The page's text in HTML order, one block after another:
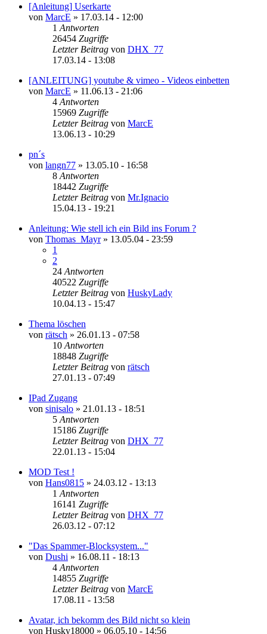
[Anleitung] Userkarte
von MarcE » 17.03.14 - 12:00
1 Antworten
26454 Zugriffe
Letzter Beitrag von DHX_77
17.03.14 - 13:08
[ANLEITUNG] youtube & vimeo - Videos einbetten
von MarcE » 11.06.13 - 21:06
4 Antworten
15969 Zugriffe
Letzter Beitrag von MarcE
13.06.13 - 10:29
pn´s
von langn77 » 13.05.10 - 16:58
8 Antworten
18442 Zugriffe
Letzter Beitrag von Mr.Ignacio
15.04.13 - 19:21
Anleitung: Wie stell ich ein Bild ins Forum ?
von Thomas_Mayr» 13.05.04 - 23:59
1
2
24 Antworten
40522 Zugriffe
Letzter Beitrag von HuskyLady
10.04.13 - 15:47
Thema löschen
von rätsch » 26.01.13 - 07:58
10 Antworten
18848 Zugriffe
Letzter Beitrag von rätsch
27.01.13 - 07:49
IPad Zugang
von sinisalo » 21.01.13 - 18:51
5 Antworten
15186 Zugriffe
Letzter Beitrag von DHX_77
22.01.13 - 15:04
MOD Test !
von Hans0815 » 24.03.12 - 13:13
1 Antworten
16141 Zugriffe
Letzter Beitrag von DHX_77
26.03.12 - 07:12
"Das Spammer-Blocksystem..."
von Dushi » 16.08.11 - 18:13
4 Antworten
14855 Zugriffe
Letzter Beitrag von MarcE
17.08.11 - 13:58
Avatar, ich bekomm des Bild nicht so klein
von Husky18000 » 06.05.10 - 14:56